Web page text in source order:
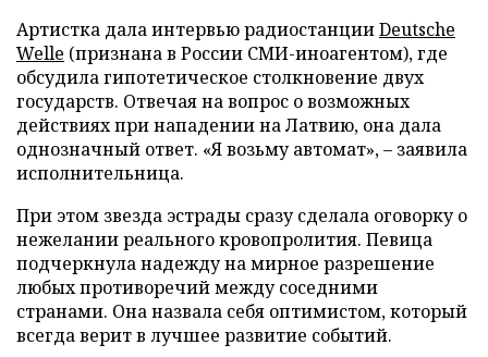
Артистка дала интервью радиостанцииDeutsche
Welle (признана в России СМИ-иноагентом), где
обсудила гипотетическое столкновение двух
государств. Отвечая на вопрос о возможных
действиях при нападении на Латвию, она дала
однозначный ответ. «Я возьму автомат», – заявила
исполнительница.
При этом звезда эстрады сразу сделала оговорку о
нежелании реального кровопролития. Певица
подчеркнула надежду на мирное разрешение
любых противоречий между соседними
странами. Она назвала себя оптимистом, который
всегда верит в лучшее развитие событий.